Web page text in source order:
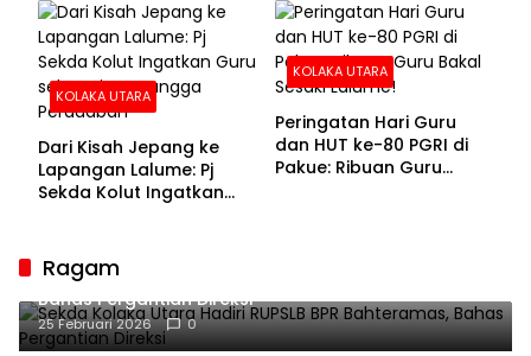
KOLAKA UTARA
Dari Kisah Jepang ke
Lapangan Lalume: Pj
Sekda Kolut Ingatkan
KOLAKA UTARA
Peringatan Hari Guru
dan HUT ke-80 PGRI di
Pakue: Ribuan Guru
Ragam
Sekda Kolaka Utara Hadiri RUPSLB BPR Bahteramas,
Bahas Pergantian Direksi
25 Februari 2026 0